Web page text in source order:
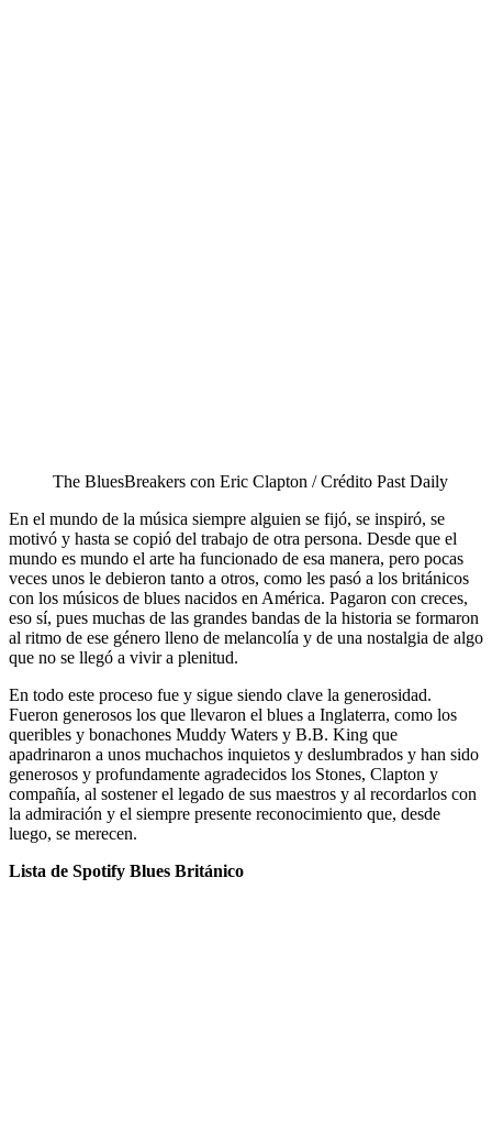
The BluesBreakers con Eric Clapton / Crédito Past Daily
En el mundo de la música siempre alguien se fijó, se inspiró, se
motivó y hasta se copió del trabajo de otra persona. Desde que el
mundo es mundo el arte ha funcionado de esa manera, pero pocas
veces unos le debieron tanto a otros, como les pasó a los británicos
con los músicos de blues nacidos en América. Pagaron con creces,
eso sí, pues muchas de las grandes bandas de la historia se formaron
al ritmo de ese género lleno de melancolía y de una nostalgia de algo
que no se llegó a vivir a plenitud.
En todo este proceso fue y sigue siendo clave la generosidad.
Fueron generosos los que llevaron el blues a Inglaterra, como los
queribles y bonachones Muddy Waters y B.B. King que
apadrinaron a unos muchachos inquietos y deslumbrados y han sido
generosos y profundamente agradecidos los Stones, Clapton y
compañía, al sostener el legado de sus maestros y al recordarlos con
la admiración y el siempre presente reconocimiento que, desde
luego, se merecen.
Lista de Spotify Blues Británico